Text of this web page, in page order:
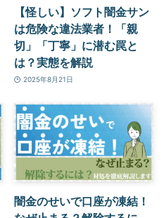
【怪しい】ソフト闇金サン
は危険な違法業者！「親
切」「丁寧」に潜む罠と
は？実態を解説
2025年8月21日
闇金のせいで口座が凍結！